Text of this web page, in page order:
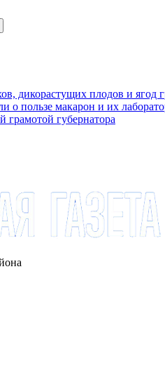
дикорастущих плодов и
пользе макарон и их
губернатора